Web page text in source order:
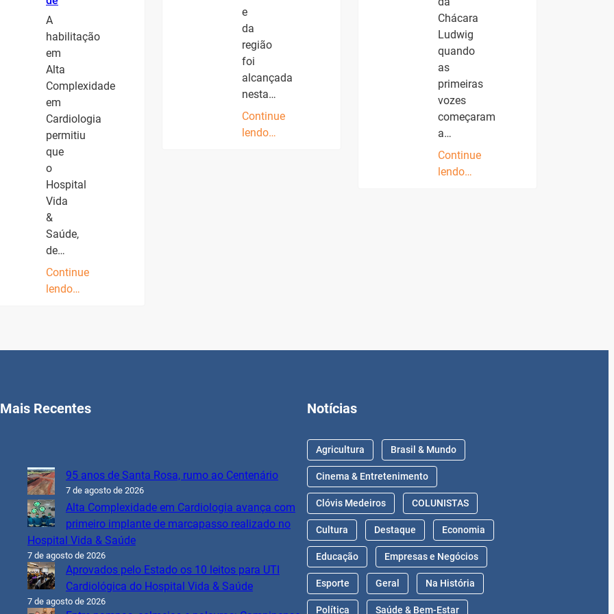
A
habilitação
em
Alta
Complexidade
em
Cardiologia
permitiu
que
o
Hospital
Vida
&
Saúde,
de…
Continue
lendo…
e
da
região
foi
alcançada
nesta…
Continue
lendo…
Chácara
Ludwig
quando
as
primeiras
vozes
começaram
a…
Continue
lendo…
Mais Recentes
95 anos de Santa Rosa, rumo ao Centenário
7 de agosto de 2026
Alta Complexidade em Cardiologia avança com
primeiro implante de marcapasso realizado no
Hospital Vida & Saúde
7 de agosto de 2026
Aprovados pelo Estado os 10 leitos para UTI
Cardiológica do Hospital Vida & Saúde
7 de agosto de 2026
Notícias
Agricultura Brasil & Mundo
Cinema & Entretenimento
Clóvis Medeiros COLUNISTAS
Cultura Destaque Economia
Educação Empresas e Negócios
Esporte Geral Na História
Política Saúde & Bem-Estar